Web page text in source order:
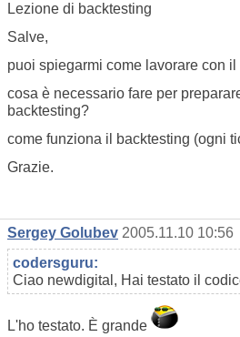
Lezione di backtesting
Salve,
puoi spiegarmi come lavorare con
cosa è necessario fare per
backtesting?
come funziona il backtesting (ogni
Grazie.
Sergey Golubev 2005.11.10 10:56
codersguru:
Ciao newdigital, Hai testato il
L'ho testato. È grande